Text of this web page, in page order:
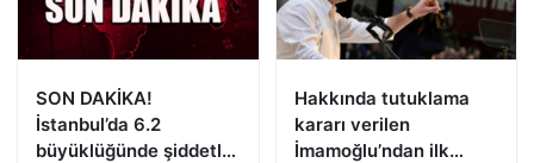
SON DAKİKA!
İstanbul’da 6.2
büyüklüğünde şiddetli
Hakkında tutuklama
kararı verilen
İmamoğlu’ndan ilk